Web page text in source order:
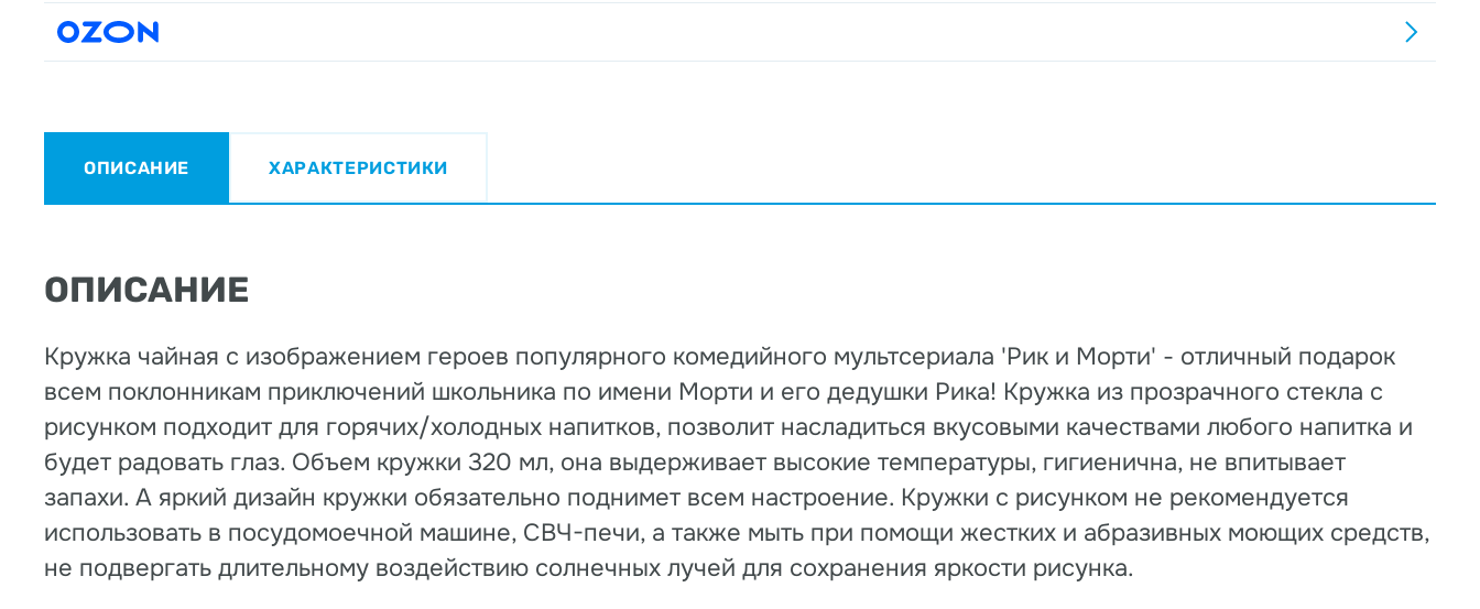
ОПИСАНИЕ ХАРАКТЕРИСТИКИ
ОПИСАНИЕ
Кружка чайная с изображением героев популярного комедийного мультсериала 'Рик и Морти' - отличный подарок
всем поклонникам приключений школьника по имени Морти и его дедушки Рика! Кружка из прозрачного стекла с
рисунком подходит для горячих/холодных напитков, позволит насладиться вкусовыми качествами любого напитка и
будет радовать глаз. Объем кружки 320 мл, она выдерживает высокие температуры, гигиенична, не впитывает
запахи. А яркий дизайн кружки обязательно поднимет всем настроение. Кружки с рисунком не рекомендуется
использовать в посудомоечной машине, СВЧ-печи, а также мыть при помощи жестких и абразивных моющих средств,
не подвергать длительному воздействию солнечных лучей для сохранения яркости рисунка.